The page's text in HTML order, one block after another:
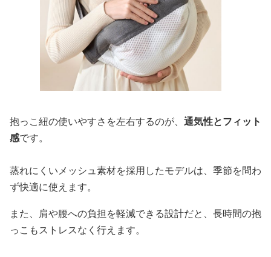
抱っこ紐の使いやすさを左右するのが、 通気性とフィット
感です。
蒸れにくいメッシュ素材を採用したモデルは、季節を問わ
ず快適に使えます。
また、肩や腰への負担を軽減できる設計だと、長時間の抱
っこもストレスなく行えます。